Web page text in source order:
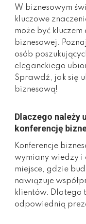
W biznesowym
kluczowe
może być kluczem
biznesowej.
osób
eleganckiego
Sprawdź, jak się
biznesową!
Dlaczego należy
konferencję
Konferencje
wymiany wiedzy i
miejsce, gdzie
nawiązuje
klientów. Dlatego
odpowiednią